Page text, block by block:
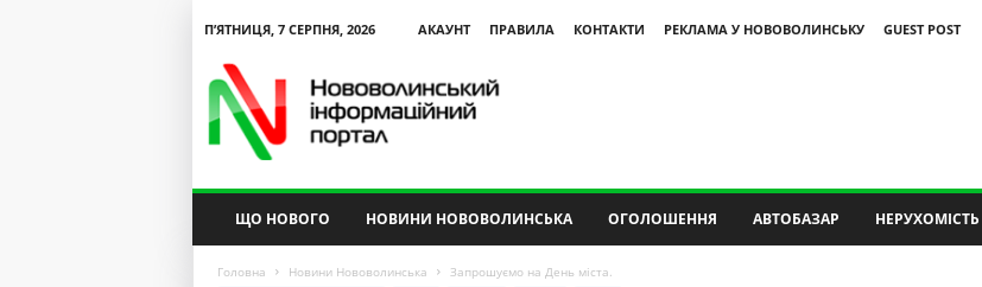
П’ЯТНИЦЯ, 7 СЕРПНЯ, 2026 АКАУНТ ПРАВИЛА КОНТАКТИ РЕКЛАМА У НОВОВОЛИНСЬКУ
GUEST POST
ЩО НОВОГО НОВИНИ НОВОВОЛИНСЬКА ОГОЛОШЕННЯ АВТОБАЗАР НЕРУХОМІСТЬ
Головна Новини Нововолинська Запрошуємо на День міста.